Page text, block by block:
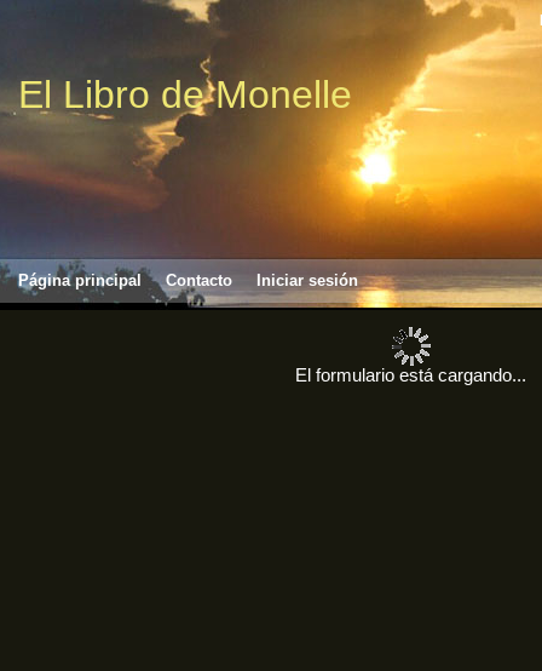
El Libro de Monelle
Página principal Contacto Iniciar sesión
El formulario está cargando...